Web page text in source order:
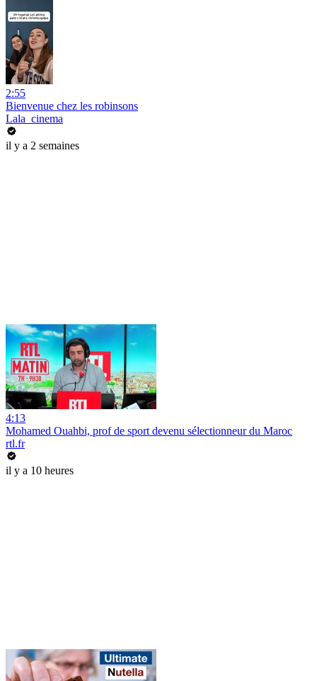
2:55
Bienvenue chez les robinsons
Lala_cinema
il y a 2 semaines
4:13
Mohamed Ouahbi, prof de sport devenu sélectionneur du Maroc
rtl.fr
il y a 10 heures